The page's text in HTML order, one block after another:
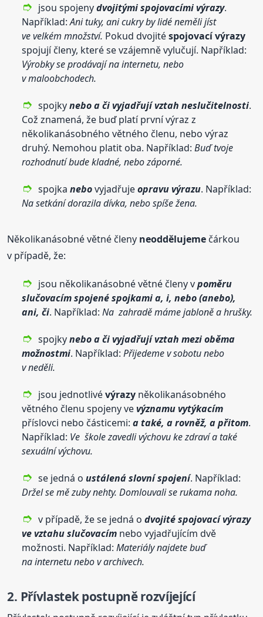
jsou spojenydvojitýmispojovacímivýrazy.
Například:Ani tuky, ani cukry by lidé neměli jíst
ve velkém množství. Pokud dvojitéspojovacívýrazy
spojují členy, které se vzájemně vylučují. Například:
Výrobky se prodávají na internetu, nebo
v maloobchodech.
spojkynebo a či vyjadřují vztah neslučitelnosti.
Což znamená, že buď platí první výraz z
několikanásobného větného členu, nebo výraz
druhý. Nemohou platit oba. Například: Buď tvoje
rozhodnutí bude kladné, nebo záporné.
spojkanebovyjadřujeopravu výrazu. Například:
Na setkání dorazila dívka, nebo spíše žena.
Několikanásobné větné členy neoddělujeme čárkou
v případě, že:
jsou několikanásobné větné členy vpoměru
slučovacím spojené spojkami a, i, nebo (anebo),
ani, či. Například:Na zahradě máme jabloně a hrušky.
spojkynebo a či vyjadřují vztah mezi oběma
možnostmi. Například: Přijedeme v sobotu nebo
v neděli.
jsou jednotlivévýrazy několikanásobného
větného členu spojeny vevýznamu vytýkacím
příslovci nebo částicemi:a také, a rovněž, a přitom.
Například: Ve škole zavedli výchovu ke zdraví a také
sexuální výchovu.
se jedná oustálená slovní spojení. Například:
Držel se mě zuby nehty. Domlouvali se rukama noha.
v případě, že se jedná odvojitéspojovacívýrazy
ve vztahu slučovacím nebo vyjadřujícím dvě
možnosti. Například: Materiály najdete buď
na internetu nebo v archivech.
2. Přívlastek postupně rozvíjející